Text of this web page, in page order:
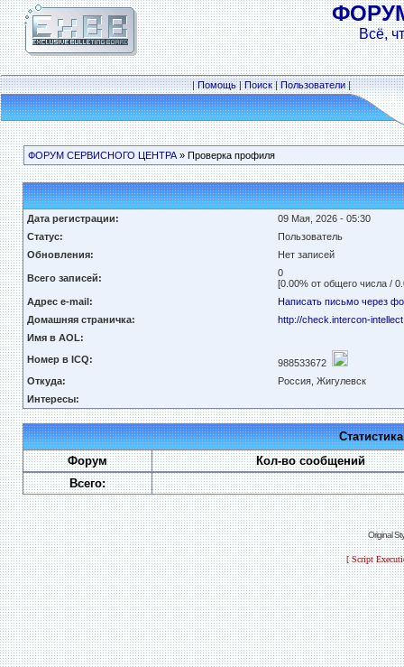
Всё,
|Помощь|Поиск|Пользователи|
ФОРУМ СЕРВИСНОГО ЦЕНТРА» Проверка профиля
Дата регистрации:
09 Мая, 2026 - 05:30
Статус:
Пользователь
Обновления:
Нет записей
Всего записей:
0
[0.00% от общего числа /
Адрес e-mail:
Написать письмо через
Домашняя страничка:
http://check.intercon-
Имя в AOL:
Номер в ICQ:
988533672
Откуда:
Россия, Жигулевск
Интересы:
Форум
Кол-во сообщений
Всего:
Original
[ Script